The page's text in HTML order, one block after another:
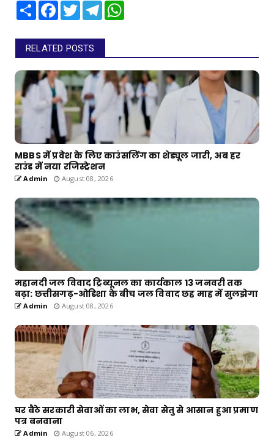
Share Facebook
TwitterTelegram
RELATED POSTS
MBBS में प्रवेश के लिए काउंसलिंग का शेड्यूल जारी, अब हर
राउंड में नया रजिस्ट्रेशन
Admin August 08, 2026
महानदी जल विवाद ट्रिब्यूनल का कार्यकाल 13 जनवरी तक
बढ़ा: छत्तीसगढ़-ओडिशा के बीच जल विवाद छह माह में सुलझेगा
Admin August 08, 2026
घर बैठे सरकारी सेवाओं का लाभ, सेवा सेतु से आसान हुआ प्रमाण
पत्र बनवाना
Admin August 06, 2026